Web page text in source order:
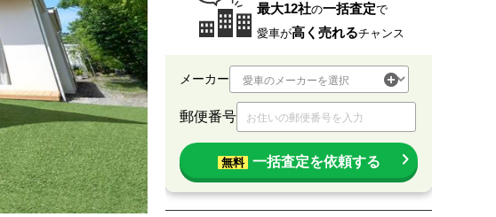
最大12社の一括査定で
愛車が高く売れるチャンス
メーカー
郵便番号
無料 一括査定を依頼する